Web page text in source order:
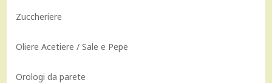
Zuccheriere
Oliere Acetiere / Sale e Pepe
Orologi da parete